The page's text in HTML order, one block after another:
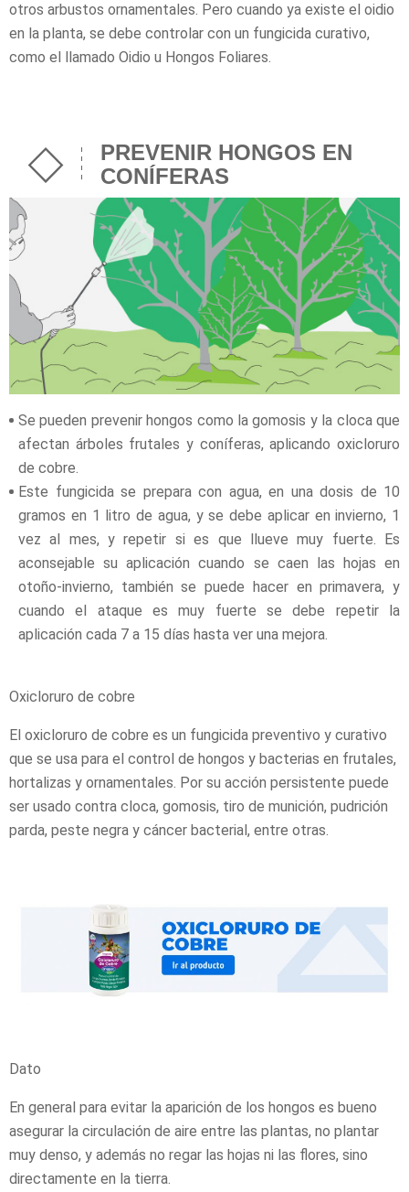
otros arbustos ornamentales. Pero cuando ya existe el oidio
en la planta, se debe controlar con un fungicida curativo,
como el llamado Oidio u Hongos Foliares.
PREVENIR HONGOS EN
CONÍFERAS
Se pueden prevenir hongos como la gomosis y la cloca que
afectan árboles frutales y coníferas, aplicando oxicloruro
de cobre.
Este fungicida se prepara con agua, en una dosis de 10
gramos en 1 litro de agua, y se debe aplicar en invierno, 1
vez al mes, y repetir si es que llueve muy fuerte. Es
aconsejable su aplicación cuando se caen las hojas en
otoño-invierno, también se puede hacer en primavera, y
cuando el ataque es muy fuerte se debe repetir la
aplicación cada 7 a 15 días hasta ver una mejora.
Oxicloruro de cobre
El oxicloruro de cobre es un fungicida preventivo y curativo
que se usa para el control de hongos y bacterias en frutales,
hortalizas y ornamentales. Por su acción persistente puede
ser usado contra cloca, gomosis, tiro de munición, pudrición
parda, peste negra y cáncer bacterial, entre otras.
Dato
En general para evitar la aparición de los hongos es bueno
asegurar la circulación de aire entre las plantas, no plantar
muy denso, y además no regar las hojas ni las flores, sino
directamente en la tierra.